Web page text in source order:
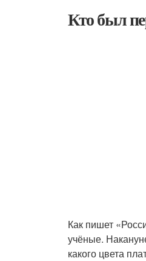
Кто был
Как пишет
учёные.
какого цвета